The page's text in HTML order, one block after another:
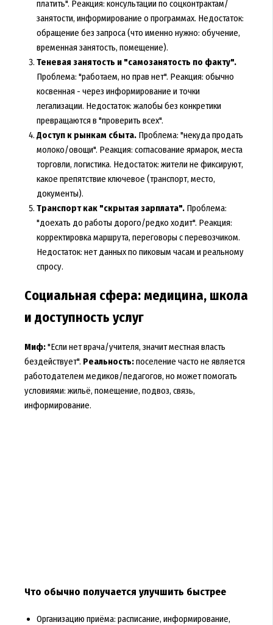
платить". Реакция: консультации по соцконтрактам/
занятости, информирование о программах. Недостаток:
обращение без запроса (что именно нужно: обучение,
временная занятость, помещение).
Теневая занятость и "самозанятость по факту".
Проблема: "работаем, но прав нет". Реакция: обычно
косвенная - через информирование и точки
легализации. Недостаток: жалобы без конкретики
превращаются в "проверить всех".
Доступ к рынкам сбыта.Проблема: "некуда продать
молоко/овощи". Реакция: согласование ярмарок, места
торговли, логистика. Недостаток: жители не фиксируют,
какое препятствие ключевое (транспорт, место,
документы).
Транспорт как "скрытая зарплата".Проблема:
"доехать до работы дорого/редко ходит". Реакция:
корректировка маршрута, переговоры с перевозчиком.
Недостаток: нет данных по пиковым часам и реальному
спросу.
Социальная сфера: медицина, школа
и доступность услуг
Миф:"Если нет врача/учителя, значит местная власть
бездействует". Реальность:поселение часто не является
работодателем медиков/педагогов, но может помогать
условиями: жильё, помещение, подвоз, связь,
информирование.
Что обычно получается улучшить быстрее
Организацию приёма: расписание, информирование,